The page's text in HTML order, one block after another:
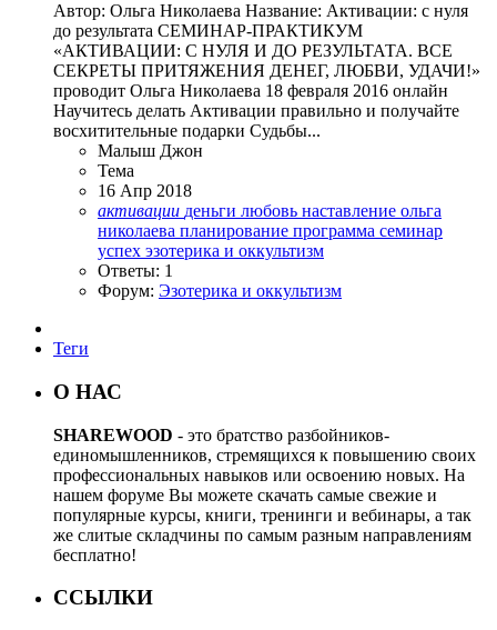
Автор: Ольга Николаева Название: Активации: с нуля
до результата СЕМИНАР-ПРАКТИКУМ
«АКТИВАЦИИ: С НУЛЯ И ДО РЕЗУЛЬТАТА. ВСЕ
СЕКРЕТЫ ПРИТЯЖЕНИЯ ДЕНЕГ, ЛЮБВИ, УДАЧИ!»
проводит Ольга Николаева 18 февраля 2016 онлайн
Научитесь делать Активации правильно и получайте
восхитительные подарки Судьбы...
Малыш Джон
Тема
16 Апр 2018
активации деньги любовь наставление ольга
николаева планирование программа семинар
успех эзотерика и оккультизм
Ответы: 1
Форум: Эзотерика и оккультизм
Теги
О НАС
SHAREWOOD - это братство разбойников-
единомышленников, стремящихся к повышению своих
профессиональных навыков или освоению новых. На
нашем форуме Вы можете скачать самые свежие и
популярные курсы, книги, тренинги и вебинары, а так
же слитые складчины по самым разным направлениям
бесплатно!
ССЫЛКИ